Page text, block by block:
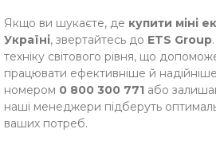
Якщо ви шукаєте, де купити міні
Україні, звертайтесь до ETS Group
техніку світового рівня, що
працювати ефективніше й
номером 0 800 300 771 або
наші менеджери підберуть
ваших потреб.